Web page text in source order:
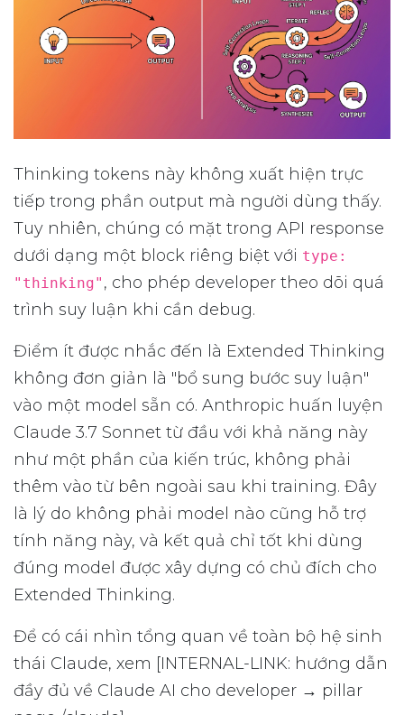
Thinking tokens này không xuất hiện trực
tiếp trong phần output mà người dùng thấy.
Tuy nhiên, chúng có mặt trong API response
dưới dạng một block riêng biệt với type:
"thinking" , cho phép developer theo dõi quá
trình suy luận khi cần debug.
Điểm ít được nhắc đến là Extended Thinking
không đơn giản là "bổ sung bước suy luận"
vào một model sẵn có. Anthropic huấn luyện
Claude 3.7 Sonnet từ đầu với khả năng này
như một phần của kiến trúc, không phải
thêm vào từ bên ngoài sau khi training. Đây
là lý do không phải model nào cũng hỗ trợ
tính năng này, và kết quả chỉ tốt khi dùng
đúng model được xây dựng có chủ đích cho
Extended Thinking.
Để có cái nhìn tổng quan về toàn bộ hệ sinh
thái Claude, xem [INTERNAL-LINK: hướng dẫn
đầy đủ về Claude AI cho developer → pillar